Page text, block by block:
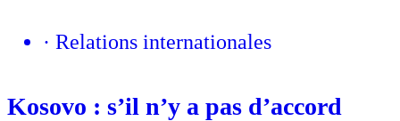
· Relations internationales
Kosovo : s’il n’y a pas d’accord